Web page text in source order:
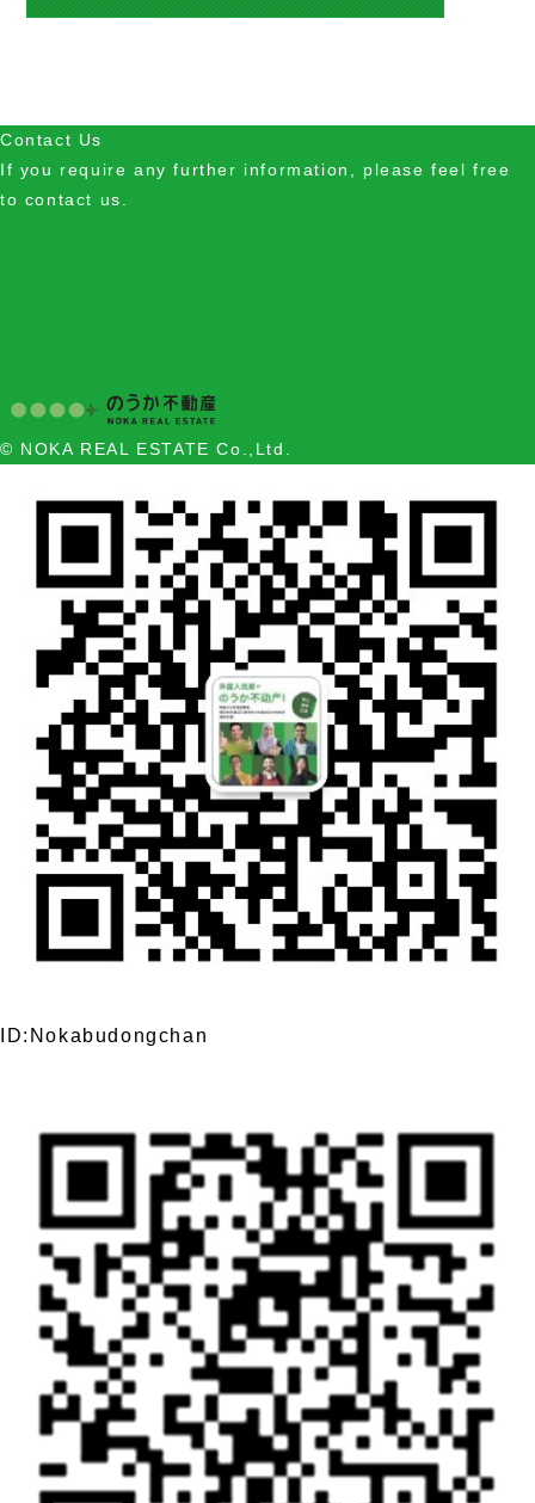
Contact Us
If you require any further information, please feel free
to contact us.
© NOKA REAL ESTATE Co.,Ltd.
ID:Nokabudongchan